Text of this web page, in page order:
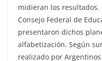
midieran los resultados.
Consejo Federal de
presentaron dichos
alfabetización. Según
realizado por